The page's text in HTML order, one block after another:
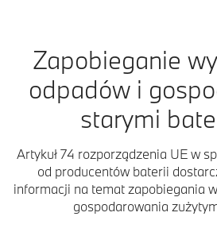
Zapobieganie
odpadów i
starymi
Artykuł 74 rozporządzenia UE w
od producentów baterii
informacji na temat zapobiegania
gospodarowania